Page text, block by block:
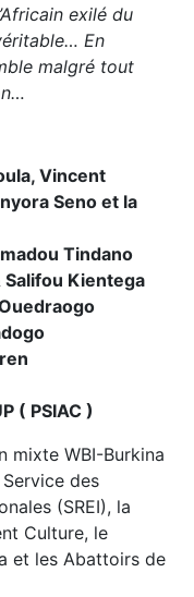
exilé du
En
malgré tout
Vincent
Seno et la
Tindano
Salifou Kientega
( PSIAC )
mixte WBI-Burkina
des
(SREI), la
Culture, le
et les Abattoirs de